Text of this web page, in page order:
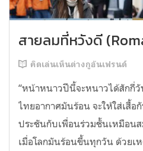
สายลมที่หวังดี
คิดเล่นเห็นต่างกูอันเฟรนด์
“หน้าหนาวปีนี้จะหนาวได้สักกี่
ไทยอากาศมันร้อน จะให้ใส่เสื้
ประชันกับเพื่อนร่วมชั้นเหมือนส
เมื่อโลกมันร้อนขึ้นทุกวัน ด้วยเ